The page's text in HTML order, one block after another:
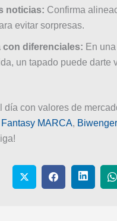
noticias: Confirma
evitar sorpresas.
con diferenciales: En
un tapado puede darte
día con valores de
Fantasy MARCA, Biwenger